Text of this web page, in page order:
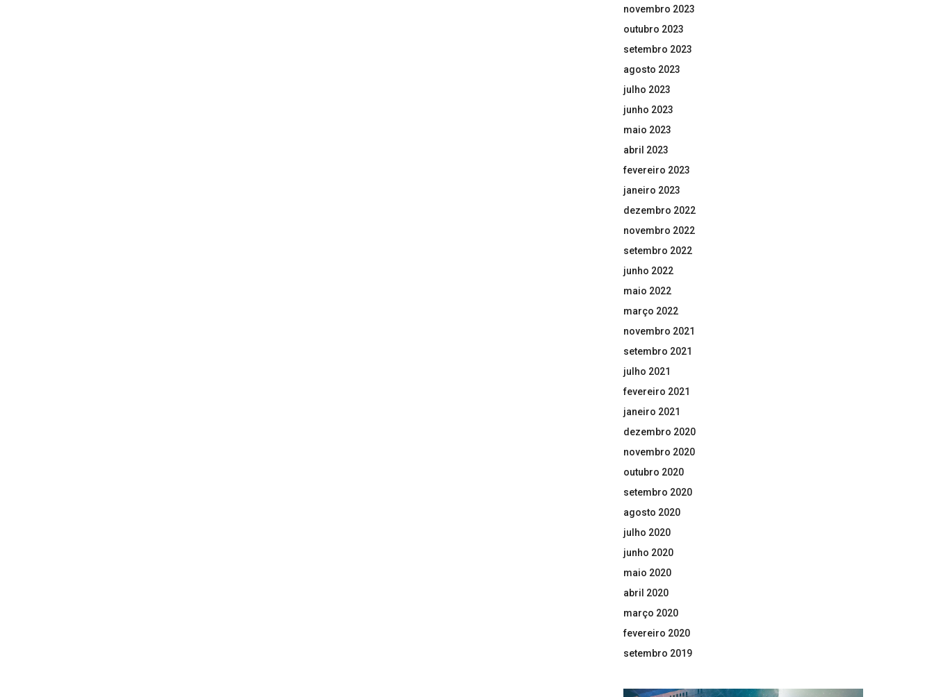
novembro 2023
outubro 2023
setembro 2023
agosto 2023
julho 2023
junho 2023
maio 2023
abril 2023
fevereiro 2023
janeiro 2023
dezembro 2022
novembro 2022
setembro 2022
junho 2022
maio 2022
março 2022
novembro 2021
setembro 2021
julho 2021
fevereiro 2021
janeiro 2021
dezembro 2020
novembro 2020
outubro 2020
setembro 2020
agosto 2020
julho 2020
junho 2020
maio 2020
abril 2020
março 2020
fevereiro 2020
setembro 2019